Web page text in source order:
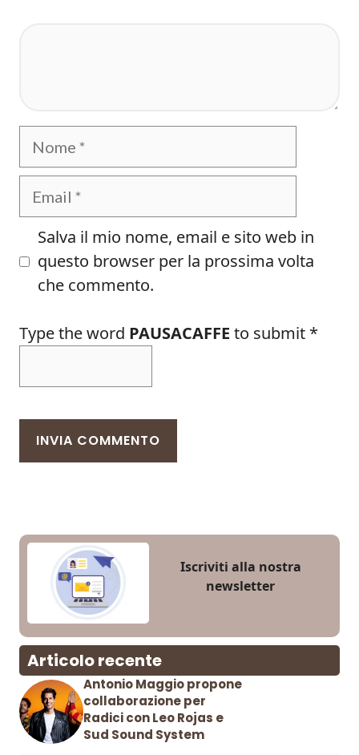
Nome
Email
Salva il mio nome, email e sito web in
questo browser per la prossima volta
che commento.
Type the word PAUSACAFFE to submit *
Iscriviti alla nostra
newsletter
Articolo recente
Antonio Maggio propone
collaborazione per
Radici con Leo Rojas e
Sud Sound System